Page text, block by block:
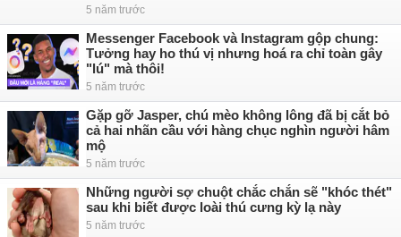
5 năm trước
Messenger Facebook và Instagram gộp chung:
Tưởng hay ho thú vị nhưng hoá ra chỉ toàn gây
"lú" mà thôi!
5 năm trước
Gặp gỡ Jasper, chú mèo không lông đã bị cắt bỏ
cả hai nhãn cầu với hàng chục nghìn người hâm
mộ
5 năm trước
Những người sợ chuột chắc chắn sẽ "khóc thét"
sau khi biết được loài thú cưng kỳ lạ này
5 năm trước